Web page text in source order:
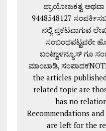
ಪ್ರಾಯೋಜಕತ್ವ ಅಥವಾ
9448548127
ನಲ್ಲಿ ಪ್ರಕಟವಾಗುವ
ಸಂಬಂಧಪಟ್ಟವರೇ
ಬಂಟ್ವಾಳನ್ಯೂಸ್ ಗೂ
ಮಾಂಬಾಡಿ,
the articles
related topic are
has no
Recommendations
are left for the